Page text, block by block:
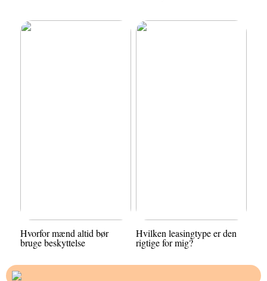
Hvorfor mænd altid bør
bruge beskyttelse
Hvilken leasingtype er den
rigtige for mig?